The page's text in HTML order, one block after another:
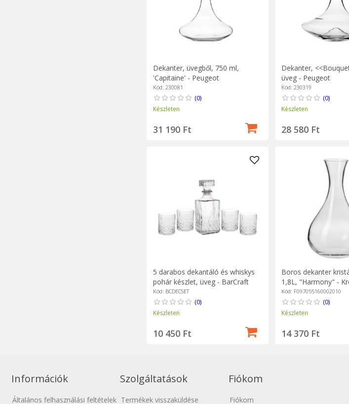
Dekanter, üvegből, 750 ml,
'Capitaine' - Peugeot
Kód: 230081
(0)
Készleten
31 190 Ft
Dekanter,
üveg - Peugeot
Kód: 230319
(0)
Készleten
28 580 Ft
5 darabos dekantáló és whiskys
pohár készlet, üveg - BarCraft
Kód: BCDECSET
(0)
Készleten
10 450 Ft
Boros dekanter
1,8L, "Harmony" -
Kód: F097055160002010
(0)
Készleten
14 370 Ft
Információk
Általános felhasználási feltételek
Szolgáltatások
Termékek visszaküldése
Fiókom
Fiókom